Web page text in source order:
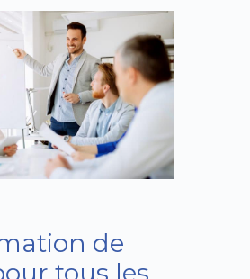
de
tous les